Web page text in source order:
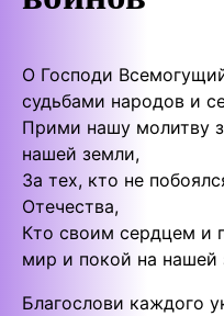
О Господи
судьбами народов и
Прими нашу молитву
нашей земли,
За тех, кто не
Отечества,
Кто своим сердцем и
мир и покой на нашей
Благослови каждого